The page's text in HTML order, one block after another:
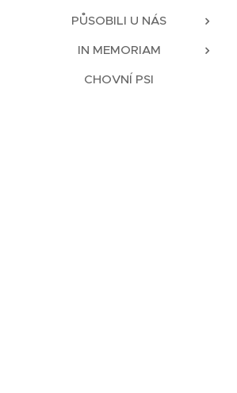
PŮSOBILI U NÁS
IN MEMORIAM
CHOVNÍ PSI